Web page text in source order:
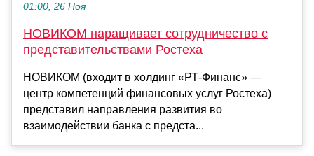
01:00, 26 Ноя
НОВИКОМ наращивает сотрудничество с
представительствами Ростеха
НОВИКОМ (входит в холдинг «РТ-Финанс» —
центр компетенций финансовых услуг Ростеха)
представил направления развития во
взаимодействии банка с предста...